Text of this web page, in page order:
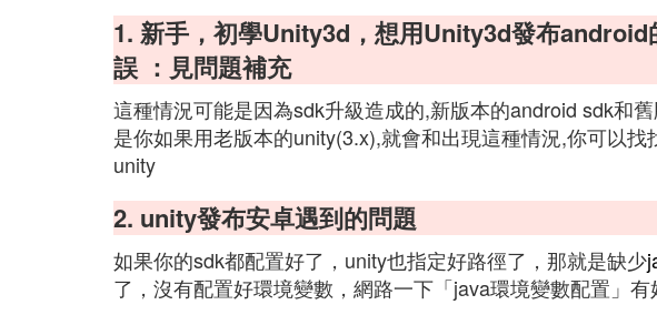
1. 新手，初學Unity3d，想用Unity3d發布
誤 ：見問題補充
這種情況可能是因為sdk升級造成的,新版本的android sdk和
是你如果用老版本的unity(3.x),就會和出現這種情況,你可以
unity
2. unity發布安卓遇到的問題
如果你的sdk都配置好了，unity也指定好路徑了，那就是缺少
了，沒有配置好環境變數，網路一下「java環境變數配置」